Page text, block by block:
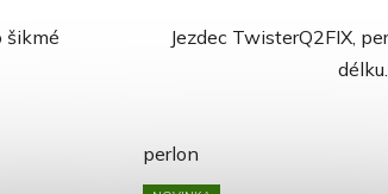
šikmé
Jezdec TwisterQ2FIX,
délku.
perlon